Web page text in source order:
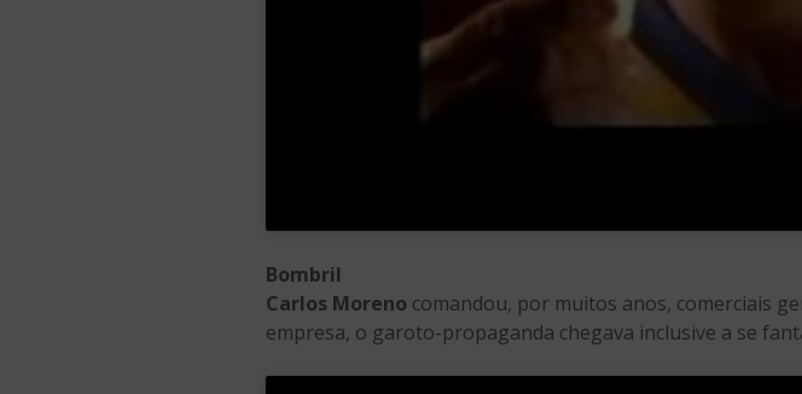
Bombril
Carlos Moreno comandou, por muitos anos, comerciais
empresa, o garoto-propaganda chegava inclusive a se